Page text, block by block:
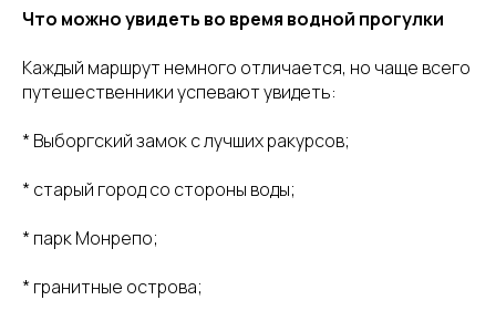
Что можно увидеть во время водной прогулки
Каждый маршрут немного отличается, но чаще всего
путешественники успевают увидеть:
* Выборгский замок с лучших ракурсов;
* старый город со стороны воды;
* парк Монрепо;
* гранитные острова;
Выборг, ул. Путейская
конфиденциальности
Способы оплаты и реквизиты
О нас
Отзывы
Пользовательское